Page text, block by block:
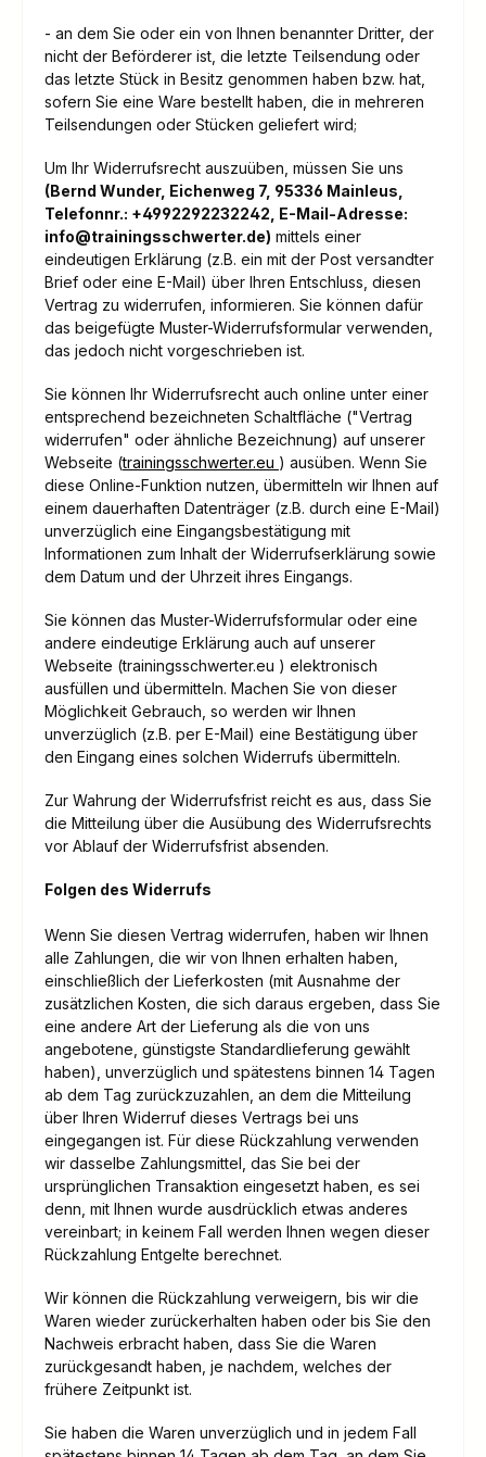
- an dem Sie oder ein von Ihnen benannter Dritter, der
nicht der Beförderer ist, die letzte Teilsendung oder
das letzte Stück in Besitz genommen haben bzw. hat,
sofern Sie eine Ware bestellt haben, die in mehreren
Teilsendungen oder Stücken geliefert wird;
Um Ihr Widerrufsrecht auszuüben, müssen Sie uns
(Bernd Wunder, Eichenweg 7, 95336 Mainleus,
Telefonnr.: +4992292232242, E-Mail-Adresse:
info@trainingsschwerter.de) mittels einer
eindeutigen Erklärung (z.B. ein mit der Post versandter
Brief oder eine E-Mail) über Ihren Entschluss, diesen
Vertrag zu widerrufen, informieren. Sie können dafür
das beigefügte Muster-Widerrufsformular verwenden,
das jedoch nicht vorgeschrieben ist.
Sie können Ihr Widerrufsrecht auch online unter einer
entsprechend bezeichneten Schaltfläche ("Vertrag
widerrufen" oder ähnliche Bezeichnung) auf unserer
Webseite (trainingsschwerter.eu ) ausüben. Wenn Sie
diese Online-Funktion nutzen, übermitteln wir Ihnen auf
einem dauerhaften Datenträger (z.B. durch eine E-Mail)
unverzüglich eine Eingangsbestätigung mit
Informationen zum Inhalt der Widerrufserklärung sowie
dem Datum und der Uhrzeit ihres Eingangs.
Sie können das Muster-Widerrufsformular oder eine
andere eindeutige Erklärung auch auf unserer
Webseite (trainingsschwerter.eu ) elektronisch
ausfüllen und übermitteln. Machen Sie von dieser
Möglichkeit Gebrauch, so werden wir Ihnen
unverzüglich (z.B. per E-Mail) eine Bestätigung über
den Eingang eines solchen Widerrufs übermitteln.
Zur Wahrung der Widerrufsfrist reicht es aus, dass Sie
die Mitteilung über die Ausübung des Widerrufsrechts
vor Ablauf der Widerrufsfrist absenden.
Folgen des Widerrufs
Wenn Sie diesen Vertrag widerrufen, haben wir Ihnen
alle Zahlungen, die wir von Ihnen erhalten haben,
einschließlich der Lieferkosten (mit Ausnahme der
zusätzlichen Kosten, die sich daraus ergeben, dass Sie
eine andere Art der Lieferung als die von uns
angebotene, günstigste Standardlieferung gewählt
haben), unverzüglich und spätestens binnen 14 Tagen
ab dem Tag zurückzuzahlen, an dem die Mitteilung
über Ihren Widerruf dieses Vertrags bei uns
eingegangen ist. Für diese Rückzahlung verwenden
wir dasselbe Zahlungsmittel, das Sie bei der
ursprünglichen Transaktion eingesetzt haben, es sei
denn, mit Ihnen wurde ausdrücklich etwas anderes
vereinbart; in keinem Fall werden Ihnen wegen dieser
Rückzahlung Entgelte berechnet.
Wir können die Rückzahlung verweigern, bis wir die
Waren wieder zurückerhalten haben oder bis Sie den
Nachweis erbracht haben, dass Sie die Waren
zurückgesandt haben, je nachdem, welches der
frühere Zeitpunkt ist.
Sie haben die Waren unverzüglich und in jedem Fall